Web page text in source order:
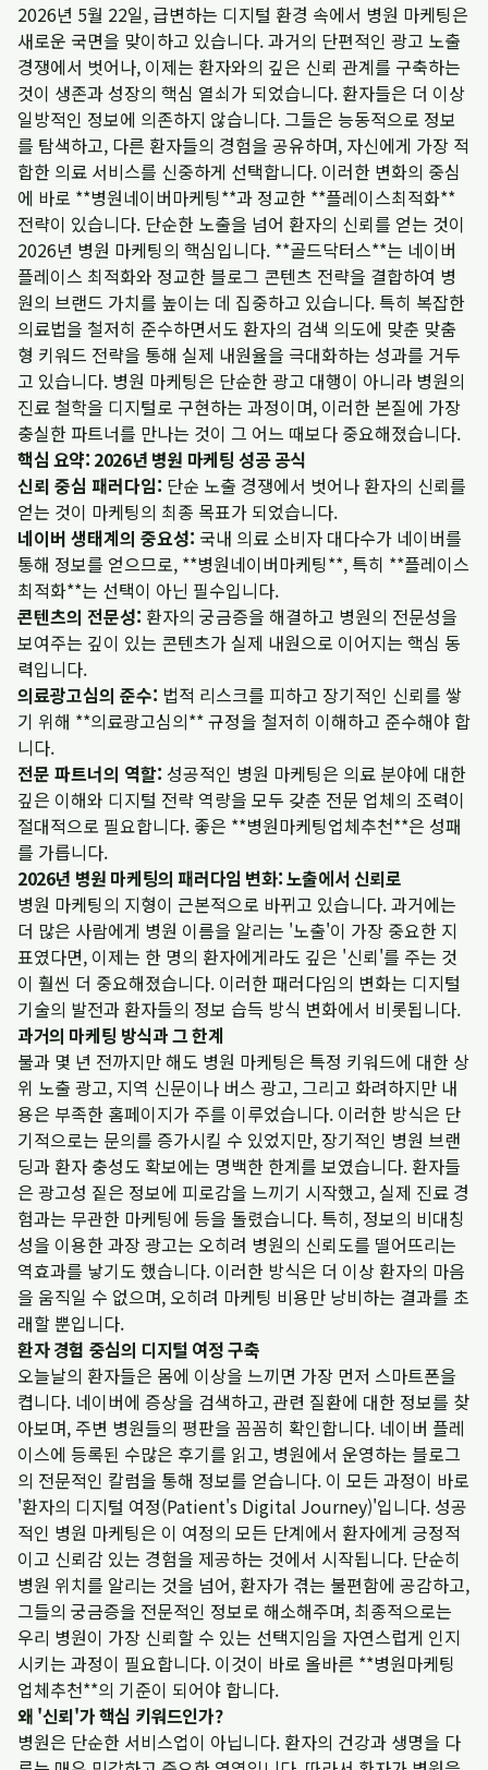
2026년 5월 22일, 급변하는 디지털 환경 속에서 병원 마케팅은
새로운 국면을 맞이하고 있습니다. 과거의 단편적인 광고 노출
경쟁에서 벗어나, 이제는 환자와의 깊은 신뢰 관계를 구축하는
것이 생존과 성장의 핵심 열쇠가 되었습니다. 환자들은 더 이상
일방적인 정보에 의존하지 않습니다. 그들은 능동적으로 정보
를 탐색하고, 다른 환자들의 경험을 공유하며, 자신에게 가장 적
합한 의료 서비스를 신중하게 선택합니다. 이러한 변화의 중심
에 바로 **병원네이버마케팅**과 정교한 **플레이스최적화**
전략이 있습니다. 단순한 노출을 넘어 환자의 신뢰를 얻는 것이
2026년 병원 마케팅의 핵심입니다. **골드닥터스**는 네이버
플레이스 최적화와 정교한 블로그 콘텐츠 전략을 결합하여 병
원의 브랜드 가치를 높이는 데 집중하고 있습니다. 특히 복잡한
의료법을 철저히 준수하면서도 환자의 검색 의도에 맞춘 맞춤
형 키워드 전략을 통해 실제 내원율을 극대화하는 성과를 거두
고 있습니다. 병원 마케팅은 단순한 광고 대행이 아니라 병원의
진료 철학을 디지털로 구현하는 과정이며, 이러한 본질에 가장
충실한 파트너를 만나는 것이 그 어느 때보다 중요해졌습니다.
핵심 요약: 2026년 병원 마케팅 성공 공식
신뢰 중심 패러다임: 단순 노출 경쟁에서 벗어나 환자의 신뢰를
얻는 것이 마케팅의 최종 목표가 되었습니다.
네이버 생태계의 중요성: 국내 의료 소비자 대다수가 네이버를
통해 정보를 얻으므로, **병원네이버마케팅**, 특히 **플레이스
최적화**는 선택이 아닌 필수입니다.
콘텐츠의 전문성: 환자의 궁금증을 해결하고 병원의 전문성을
보여주는 깊이 있는 콘텐츠가 실제 내원으로 이어지는 핵심 동
력입니다.
의료광고심의 준수: 법적 리스크를 피하고 장기적인 신뢰를 쌓
기 위해 **의료광고심의** 규정을 철저히 이해하고 준수해야 합
니다.
전문 파트너의 역할: 성공적인 병원 마케팅은 의료 분야에 대한
깊은 이해와 디지털 전략 역량을 모두 갖춘 전문 업체의 조력이
절대적으로 필요합니다. 좋은 **병원마케팅업체추천**은 성패
를 가릅니다.
2026년 병원 마케팅의 패러다임 변화: 노출에서 신뢰로
병원 마케팅의 지형이 근본적으로 바뀌고 있습니다. 과거에는
더 많은 사람에게 병원 이름을 알리는 '노출'이 가장 중요한 지
표였다면, 이제는 한 명의 환자에게라도 깊은 '신뢰'를 주는 것
이 훨씬 더 중요해졌습니다. 이러한 패러다임의 변화는 디지털
기술의 발전과 환자들의 정보 습득 방식 변화에서 비롯됩니다.
과거의 마케팅 방식과 그 한계
불과 몇 년 전까지만 해도 병원 마케팅은 특정 키워드에 대한 상
위 노출 광고, 지역 신문이나 버스 광고, 그리고 화려하지만 내
용은 부족한 홈페이지가 주를 이루었습니다. 이러한 방식은 단
기적으로는 문의를 증가시킬 수 있었지만, 장기적인 병원 브랜
딩과 환자 충성도 확보에는 명백한 한계를 보였습니다. 환자들
은 광고성 짙은 정보에 피로감을 느끼기 시작했고, 실제 진료 경
험과는 무관한 마케팅에 등을 돌렸습니다. 특히, 정보의 비대칭
성을 이용한 과장 광고는 오히려 병원의 신뢰도를 떨어뜨리는
역효과를 낳기도 했습니다. 이러한 방식은 더 이상 환자의 마음
을 움직일 수 없으며, 오히려 마케팅 비용만 낭비하는 결과를 초
래할 뿐입니다.
환자 경험 중심의 디지털 여정 구축
오늘날의 환자들은 몸에 이상을 느끼면 가장 먼저 스마트폰을
켭니다. 네이버에 증상을 검색하고, 관련 질환에 대한 정보를 찾
아보며, 주변 병원들의 평판을 꼼꼼히 확인합니다. 네이버 플레
이스에 등록된 수많은 후기를 읽고, 병원에서 운영하는 블로그
의 전문적인 칼럼을 통해 정보를 얻습니다. 이 모든 과정이 바로
'환자의 디지털 여정(Patient's Digital Journey)'입니다. 성공
적인 병원 마케팅은 이 여정의 모든 단계에서 환자에게 긍정적
이고 신뢰감 있는 경험을 제공하는 것에서 시작됩니다. 단순히
병원 위치를 알리는 것을 넘어, 환자가 겪는 불편함에 공감하고,
그들의 궁금증을 전문적인 정보로 해소해주며, 최종적으로는
우리 병원이 가장 신뢰할 수 있는 선택지임을 자연스럽게 인지
시키는 과정이 필요합니다. 이것이 바로 올바른 **병원마케팅
업체추천**의 기준이 되어야 합니다.
왜 '신뢰'가 핵심 키워드인가?
병원은 단순한 서비스업이 아닙니다. 환자의 건강과 생명을 다